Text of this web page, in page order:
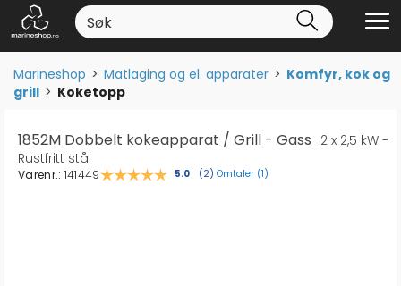
Marineshop>Matlaging og el. apparater>Komfyr, kok og
grill>Koketopp
1852M Dobbelt kokeapparat / Grill - Gass 2 x 2,5 kW -
Rustfritt stål
Varenr.: 141449 Gjennomsnittskarakter:
5.0 (stemmer:
2) Omtaler (1)